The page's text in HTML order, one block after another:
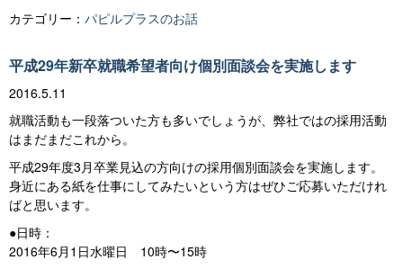
カテゴリー： パピルプラスのお話
平成29年新卒就職希望者向け個別面談会を実施します
2016.5.11
就職活動も一段落ついた方も多いでしょうが、弊社ではの採用活動
はまだまだこれから。
平成29年度3月卒業見込の方向けの採用個別面談会を実施します。
身近にある紙を仕事にしてみたいという方はぜひご応募いただけれ
ばと思います。
●日時：
2016年6月1日水曜日 10時〜15時